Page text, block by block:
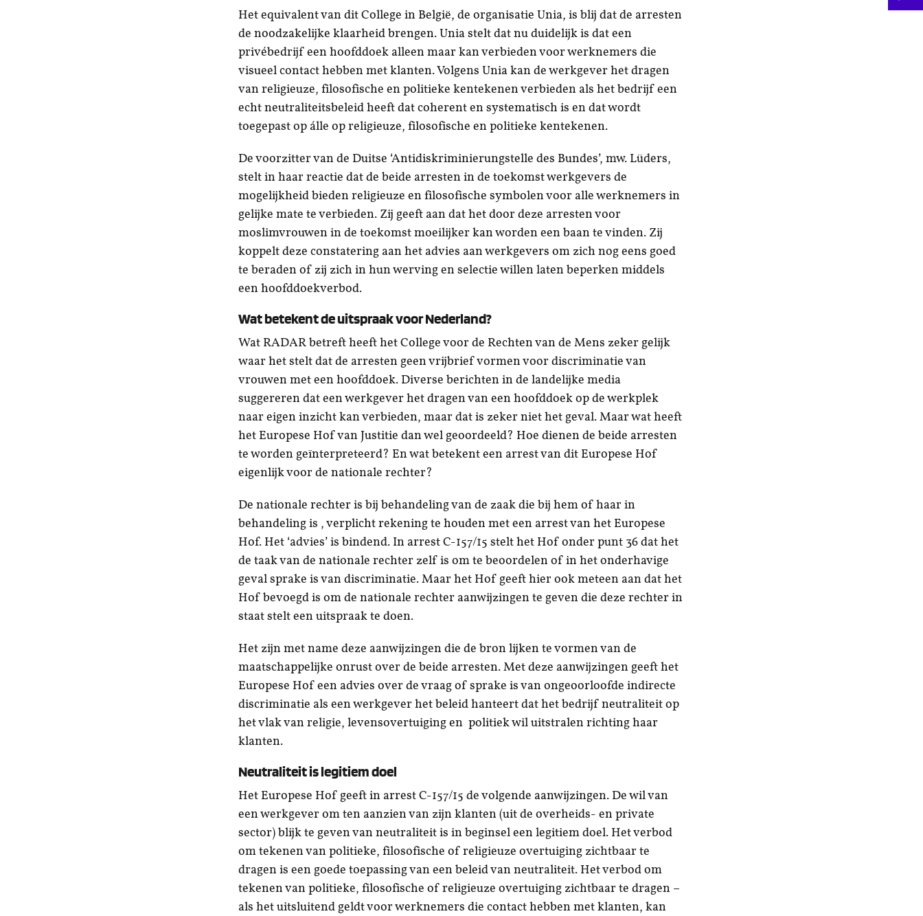
Het equivalent van dit College in België, de organisatie Unia, is blij dat de arresten
de noodzakelijke klaarheid brengen. Unia stelt dat nu duidelijk is dat een
privébedrijf een hoofddoek alleen maar kan verbieden voor werknemers die
visueel contact hebben met klanten. Volgens Unia kan de werkgever het dragen
van religieuze, filosofische en politieke kentekenen verbieden als het bedrijf een
echt neutraliteitsbeleid heeft dat coherent en systematisch is en dat wordt
toegepast op álle op religieuze, filosofische en politieke kentekenen.
De voorzitter van de Duitse ‘Antidiskriminierungstelle des Bundes’, mw. Lüders,
stelt in haar reactie dat de beide arresten in de toekomst werkgevers de
mogelijkheid bieden religieuze en filosofische symbolen voor alle werknemers in
gelijke mate te verbieden. Zij geeft aan dat het door deze arresten voor
moslimvrouwen in de toekomst moeilijker kan worden een baan te vinden. Zij
koppelt deze constatering aan het advies aan werkgevers om zich nog eens goed
te beraden of zij zich in hun werving en selectie willen laten beperken middels
een hoofddoekverbod.
Wat betekent de uitspraak voor Nederland?
Wat RADAR betreft heeft het College voor de Rechten van de Mens zeker gelijk
waar het stelt dat de arresten geen vrijbrief vormen voor discriminatie van
vrouwen met een hoofddoek. Diverse berichten in de landelijke media
suggereren dat een werkgever het dragen van een hoofddoek op de werkplek
naar eigen inzicht kan verbieden, maar dat is zeker niet het geval. Maar wat heeft
het Europese Hof van Justitie dan wel geoordeeld? Hoe dienen de beide arresten
te worden geïnterpreteerd? En wat betekent een arrest van dit Europese Hof
eigenlijk voor de nationale rechter?
De nationale rechter is bij behandeling van de zaak die bij hem of haar in
behandeling is , verplicht rekening te houden met een arrest van het Europese
Hof. Het ‘advies’ is bindend. In arrest C-157/15 stelt het Hof onder punt 36 dat het
de taak van de nationale rechter zelf is om te beoordelen of in het onderhavige
geval sprake is van discriminatie. Maar het Hof geeft hier ook meteen aan dat het
Hof bevoegd is om de nationale rechter aanwijzingen te geven die deze rechter in
staat stelt een uitspraak te doen.
Het zijn met name deze aanwijzingen die de bron lijken te vormen van de
maatschappelijke onrust over de beide arresten. Met deze aanwijzingen geeft het
Europese Hof een advies over de vraag of sprake is van ongeoorloofde indirecte
discriminatie als een werkgever het beleid hanteert dat het bedrijf neutraliteit op
het vlak van religie, levensovertuiging en politiek wil uitstralen richting haar
klanten.
Neutraliteit is legitiem doel
Het Europese Hof geeft in arrest C-157/15 de volgende aanwijzingen. De wil van
een werkgever om ten aanzien van zijn klanten (uit de overheids- en private
sector) blijk te geven van neutraliteit is in beginsel een legitiem doel. Het verbod
om tekenen van politieke, filosofische of religieuze overtuiging zichtbaar te
dragen is een goede toepassing van een beleid van neutraliteit. Het verbod om
tekenen van politieke, filosofische of religieuze overtuiging zichtbaar te dragen –
als het uitsluitend geldt voor werknemers die contact hebben met klanten, kan